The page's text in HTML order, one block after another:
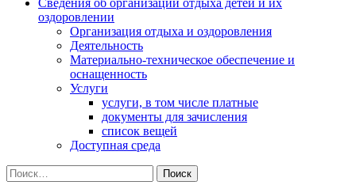
Сведения об организации отдыха детей и их
оздоровлении
Организация отдыха и оздоровления
Деятельность
Материально-техническое обеспечение и
оснащенность
Услуги
услуги, в том числе платные
документы для зачисления
список вещей
Доступная среда
Найти: